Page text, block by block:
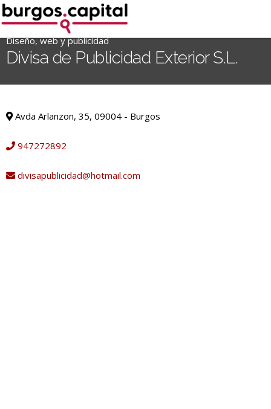
Ir
al
contenido
for:')
Diseño, web y publicidad
Divisa de Publicidad Exterior S.L.
Avda Arlanzon, 35, 09004 - Burgos
947272892
divisapublicidad@hotmail.com